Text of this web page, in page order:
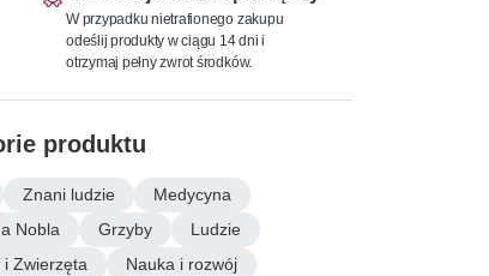
W przypadku nietrafionego zakupu
odeślij produkty w ciągu 14 dni i
otrzymaj pełny zwrot środków.
produktu
Znani ludzie
Medycyna
Nobla
Grzyby
Ludzie
i Zwierzęta
Nauka i rozwój